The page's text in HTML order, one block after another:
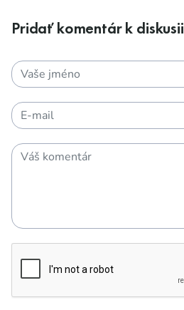
Pridať komentár k diskusii